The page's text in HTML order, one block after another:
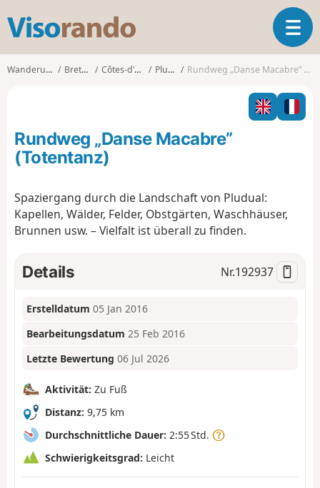
s
o
T
o
l
n
n
Wanderungen Bretagne Côtes-d'Armor Pludual Rundweg „Danse Macabre” (Totentanz)
Rundweg „Danse Macabre”
(Totentanz)
Spaziergang durch die Landschaft von Pludual:
Kapellen, Wälder, Felder, Obstgärten, Waschhäuser,
Brunnen usw. – Vielfalt ist überall zu finden.
Details Nr.192937
Erstelldatum 05 Jan 2016
Bearbeitungsdatum 25 Feb 2016
Letzte Bewertung 06 Jul 2026
Aktivität: Zu Fuß
Distanz: 9,75 km
Durchschnittliche Dauer: 2:55 Std.
Schwierigkeitsgrad: Leicht